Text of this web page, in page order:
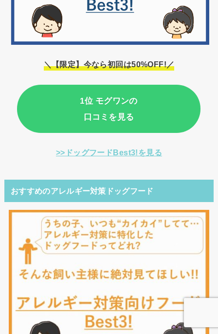
＼【限定】今なら初回は50%OFF!／
1位 モグワンの
口コミを見る
>>ドッグフードBest3!を見る
おすすめのアレルギー対策ドッグフード